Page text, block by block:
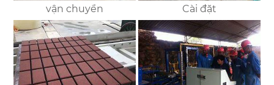
vận chuyển Cài đặt